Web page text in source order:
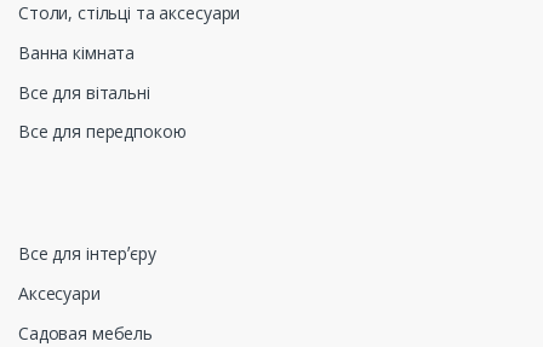
Столи, стільці та аксесуари
Ванна кімната
Все для вітальні
Все для передпокою
Все для інтерʼєру
Аксесуари
Садовая мебель